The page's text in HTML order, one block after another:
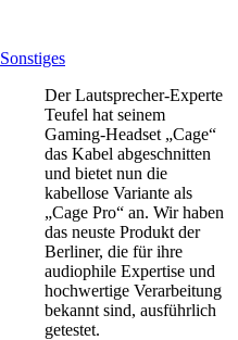
Sonstiges
Der Lautsprecher-Experte
Teufel hat seinem
Gaming-Headset „Cage“
das Kabel abgeschnitten
und bietet nun die
kabellose Variante als
„Cage Pro“ an. Wir haben
das neuste Produkt der
Berliner, die für ihre
audiophile Expertise und
hochwertige Verarbeitung
bekannt sind, ausführlich
getestet.